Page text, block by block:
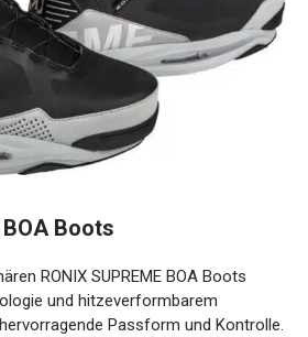
Boots
RONIX SUPREME BOA Boots
und hitzeverformbarem
Passform und Kontrolle.